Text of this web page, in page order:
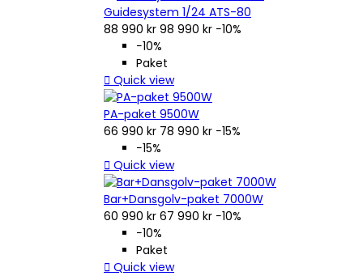
Guidesystem 1/24 ATS-80
88 990 kr 98 990 kr −10%
−10%
Paket
 Quick view
PA-paket 9500W
66 990 kr 78 990 kr −15%
−15%
 Quick view
Bar+Dansgolv-paket 7000W
60 990 kr 67 990 kr −10%
−10%
Paket
 Quick view